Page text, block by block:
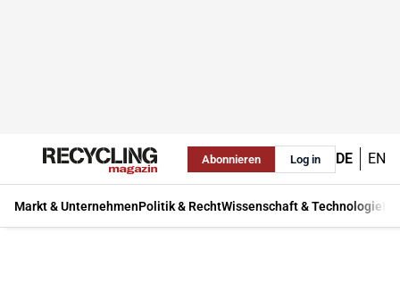
Abonnieren Log in DE EN
Markt & UnternehmenPolitik & RechtWissenschaft & Technologie